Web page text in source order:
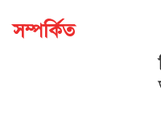
সম্পর্কিত